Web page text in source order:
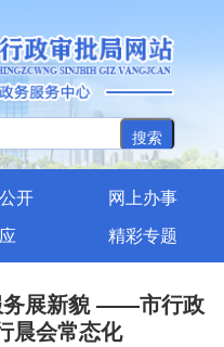
搜索
开
网上办事
精彩专题
务展新貌 ——市行政
晨会常态化